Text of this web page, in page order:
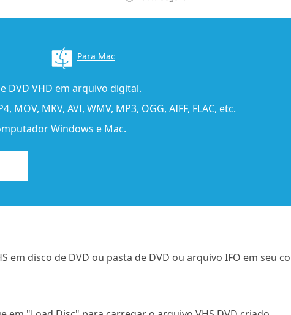
Para Mac
DVD VHD em arquivo digital.
MKV, AVI, WMV, MP3, OGG, AIFF, FLAC, etc.
Windows e Mac.
disco de DVD ou pasta de DVD ou arquivo IFO em seu